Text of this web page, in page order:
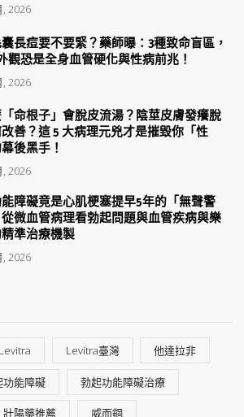
, 2026
長痘要不要緊？藥師曝：3種致命盲區，
觀恐是全身血管硬化與性病前兆！
, 2026
命根子」會脫皮流湯？陰莖皮膚發癢脫
善？這 5 大病理元兇才是摧毀你「性
後黑手！
, 2026
障礙竟是心肌梗塞提早5年的「無聲警
微血管病理看勃起問題與血管疾病與樂
準治療機製
, 2026
Levitra Levitra臺灣 他達拉非
功能障礙 勃起功能障礙治療
壯陽藥推薦 威而鋼